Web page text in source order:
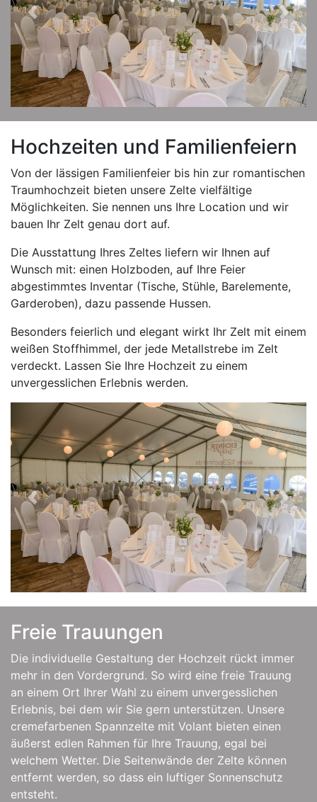
Previous Next
Hochzeiten und Familienfeiern
Von der lässigen Familienfeier bis hin zur romantischen
Traumhochzeit bieten unsere Zelte vielfältige
Möglichkeiten. Sie nennen uns Ihre Location und wir
bauen Ihr Zelt genau dort auf.
Die Ausstattung Ihres Zeltes liefern wir Ihnen auf
Wunsch mit: einen Holzboden, auf Ihre Feier
abgestimmtes Inventar (Tische, Stühle, Barelemente,
Garderoben), dazu passende Hussen.
Besonders feierlich und elegant wirkt Ihr Zelt mit einem
weißen Stoffhimmel, der jede Metallstrebe im Zelt
verdeckt. Lassen Sie Ihre Hochzeit zu einem
unvergesslichen Erlebnis werden.
Previous Next
Freie Trauungen
Die individuelle Gestaltung der Hochzeit rückt immer
mehr in den Vordergrund. So wird eine freie Trauung
an einem Ort Ihrer Wahl zu einem unvergesslichen
Erlebnis, bei dem wir Sie gern unterstützen. Unsere
cremefarbenen Spannzelte mit Volant bieten einen
äußerst edlen Rahmen für Ihre Trauung, egal bei
welchem Wetter. Die Seitenwände der Zelte können
entfernt werden, so dass ein luftiger Sonnenschutz
entsteht.